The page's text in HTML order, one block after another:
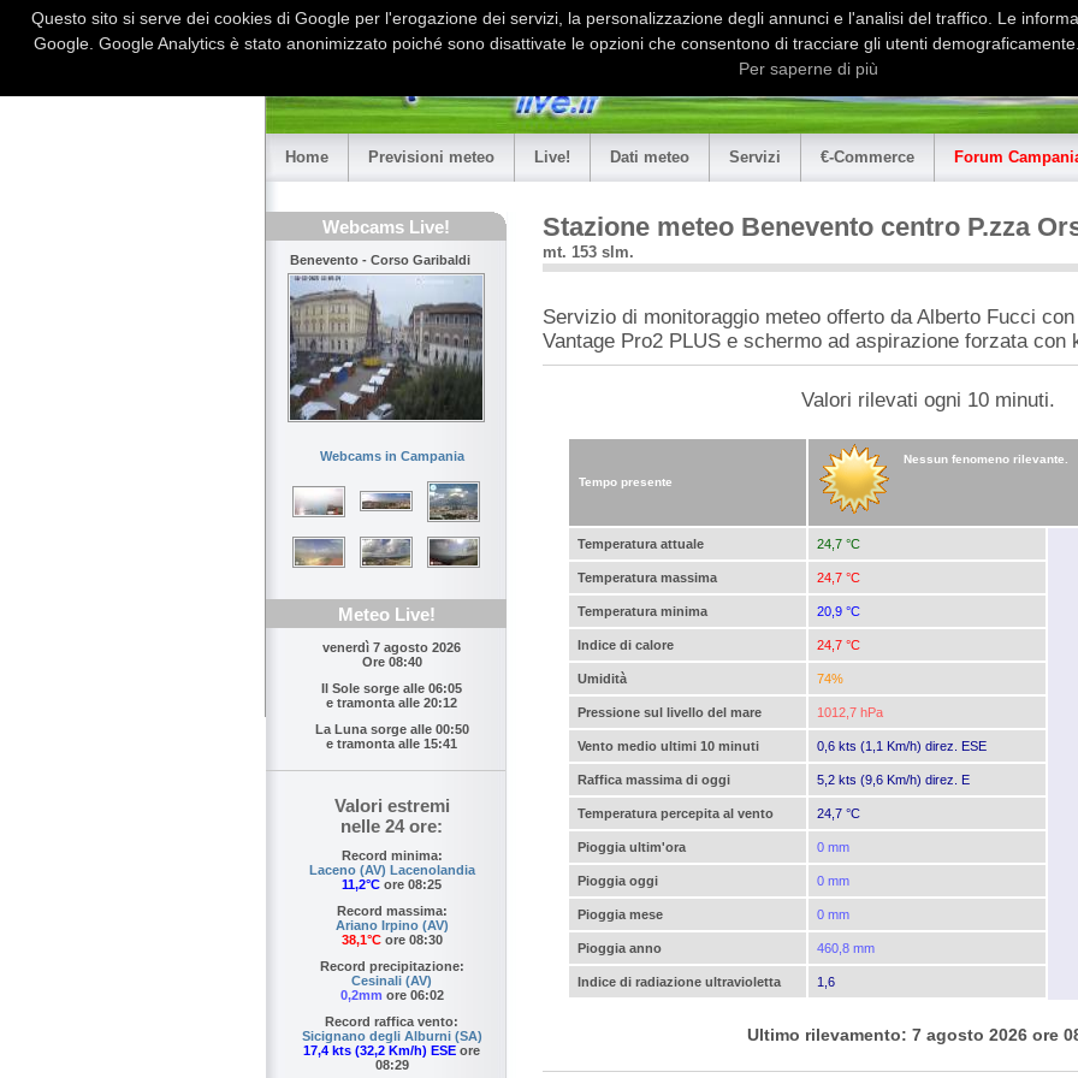
Home Previsioni meteo Live! Dati meteo Servizi €-Commerce Forum
Webcams Live!
Benevento - Corso Garibaldi
Webcams in Campania
Meteo Live!
venerdì 7 agosto 2026
Ore 08:40
Il Sole sorge alle 06:05
e tramonta alle 20:12
La Luna sorge alle 00:50
e tramonta alle 15:41
Valori estremi
nelle 24 ore:
Record minima:
Laceno (AV) Lacenolandia
11,2°C ore 08:25
Record massima:
Ariano Irpino (AV)
38,1°Core 08:30
Record precipitazione:
Cesinali (AV)
0,2mm ore 06:02
Record raffica vento:
Sicignano degli Alburni (SA)
17,4 kts (32,2 Km/h) ESE ore
08:29
Stazione meteo Benevento centro P.zza
mt. 153 slm.
Servizio di monitoraggio meteo offerto da Alberto Fucci
Vantage Pro2 PLUS e schermo ad aspirazione forzata con
Valori rilevati ogni 10 minuti.
Tempo presente
Nessun fenomeno rilevante.
Temperatura attuale 24,7 °C
Temperatura massima 24,7 °C
Temperatura minima 20,9 °C
Indice di calore 24,7 °C
Umidità 74%
Pressione sul livello del mare 1012,7 hPa
Vento medio ultimi 10 minuti 0,6 kts (1,1 Km/h) direz. ESE
Raffica massima di oggi 5,2 kts (9,6 Km/h) direz. E
Temperatura percepita al vento 24,7 °C
Pioggia ultim'ora 0 mm
Pioggia oggi 0 mm
Pioggia mese 0 mm
Pioggia anno 460,8 mm
Indice di radiazione ultravioletta 1,6
Ultimo rilevamento: 7 agosto 2026 ore
Questo sito si serve dei cookies di Google per l'erogazione dei servizi, la personalizzazione degli annunci e l'analisi del traffico. Le
Google. Google Analytics è stato anonimizzato poiché sono disattivate le opzioni che consentono di tracciare gli utenti
Per saperne di più